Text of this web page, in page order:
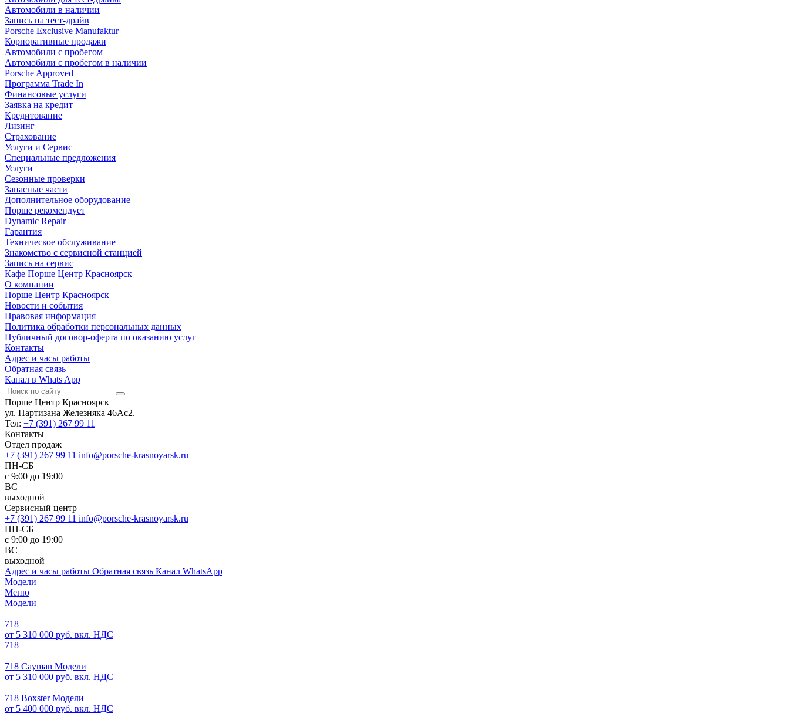
Автомобили в наличии
Запись на тест-драйв
Porsche Exclusive Manufaktur
Корпоративные продажи
Автомобили с пробегом
Автомобили с пробегом в наличии
Porsche Approved
Программа Trade In
Финансовые услуги
Заявка на кредит
Кредитование
Лизинг
Страхование
Услуги и Сервис
Специальные предложения
Услуги
Сезонные проверки
Запасные части
Дополнительное оборудование
Порше рекомендует
Dynamic Repair
Гарантия
Техническое обслуживание
Знакомство с сервисной станцией
Запись на сервис
Кафе Порше Центр Красноярск
О компании
Порше Центр Красноярск
Новости и события
Правовая информация
Политика обработки персональных данных
Публичный договор-оферта по оказанию услуг
Контакты
Адрес и часы работы
Обратная связь
Канал в Whats App
Порше Центр Красноярск
ул. Партизана Железняка 46Ас2.
Тел: +7 (391) 267 99 11
Контакты
Отдел продаж
+7 (391) 267 99 11 info@porsche-krasnoyarsk.ru
ПН-СБ
c 9:00 до 19:00
ВС
выходной
Сервисный центр
+7 (391) 267 99 11 info@porsche-krasnoyarsk.ru
ПН-СБ
с 9:00 до 19:00
ВС
выходной
Адрес и часы работы Обратная связь Канал WhatsApp
Модели
Меню
Модели
718
от 5 310 000 руб. вкл. НДС
718
718 Cayman Модели
от 5 310 000 руб. вкл. НДС
718 Boxster Модели
от 5 400 000 руб. вкл. НДС